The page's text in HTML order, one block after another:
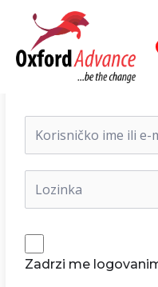
Dobrodošli nazad!
Zadrzi me